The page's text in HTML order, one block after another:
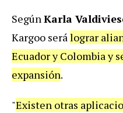
SegúnKarla
Kargoo serálograr
Ecuador y Colombia y
expansión.
"Existen otras